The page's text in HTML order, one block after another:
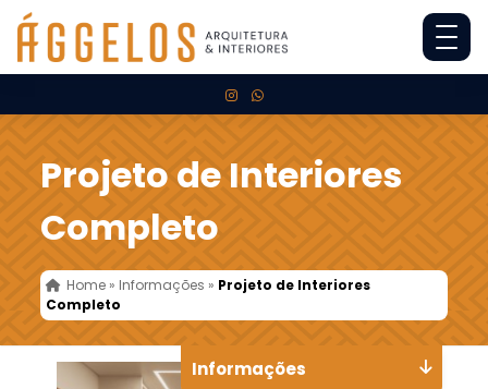
Projeto de Interiores
Completo
Home » Informações » Projeto de Interiores
Completo
Informações